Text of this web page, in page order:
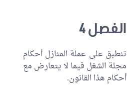
الفصل 4
تنطبق على عملة المنازل أحكام
مجلة الشغل فيما لا يتعارض مع
أحكام هذا القانون.